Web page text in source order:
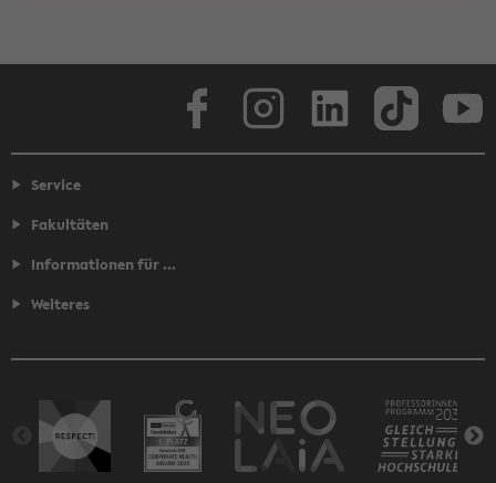
Service
Fakultäten
Informationen für ...
Weiteres